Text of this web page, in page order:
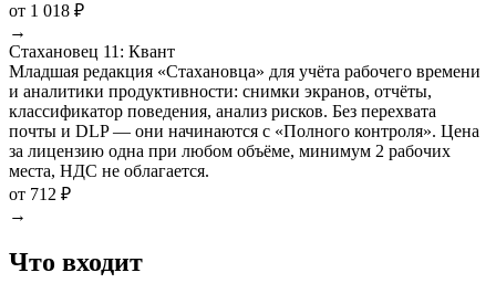
от 1 018 ₽
→
Стахановец 11: Квант
Младшая редакция «Стахановца» для учёта рабочего времени
и аналитики продуктивности: снимки экранов, отчёты,
классификатор поведения, анализ рисков. Без перехвата
почты и DLP — они начинаются с «Полного контроля». Цена
за лицензию одна при любом объёме, минимум 2 рабочих
места, НДС не облагается.
от 712 ₽
→
Что входит